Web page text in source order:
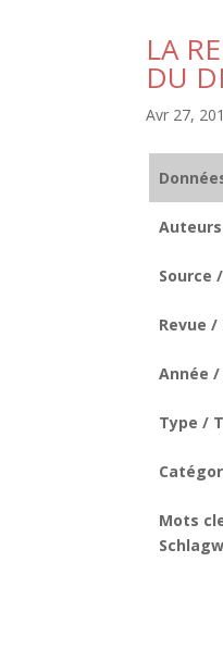
LA
DU
Avr 27,
Source
Revue
Année /
Type /
Mots